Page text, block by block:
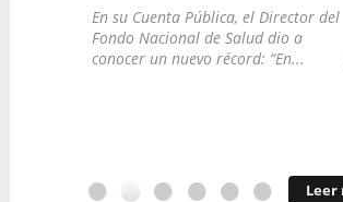
En su Cuenta Pública, el Director del
Fondo Nacional de Salud dio a
conocer un nuevo récord: “En...
Leer